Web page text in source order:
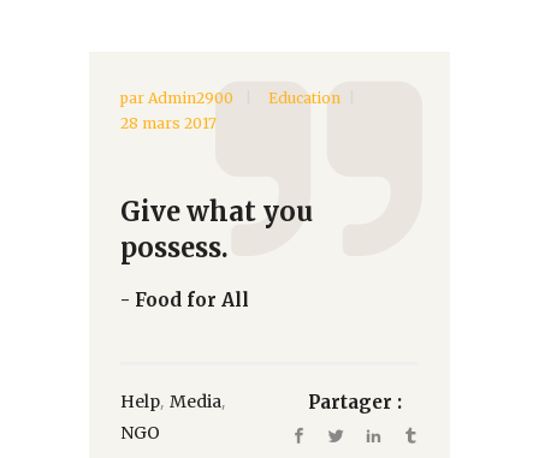
par Admin2900
Education
28 mars 2017
Give what you
possess.
- Food for All
Help, Media,
NGO
Partager :